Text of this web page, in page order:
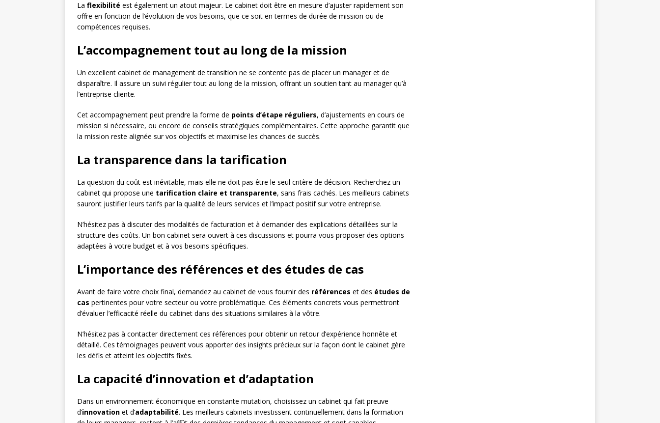
La flexibilité est également un atout majeur. Le cabinet doit être en mesure d’ajuster rapidement son
offre en fonction de l’évolution de vos besoins, que ce soit en termes de durée de mission ou de
compétences requises.
L’accompagnement tout au long de la mission
Un excellent cabinet de management de transition ne se contente pas de placer un manager et de
disparaître. Il assure un suivi régulier tout au long de la mission, offrant un soutien tant au manager qu’à
l’entreprise cliente.
Cet accompagnement peut prendre la forme de points d’étape réguliers, d’ajustements en cours de
mission si nécessaire, ou encore de conseils stratégiques complémentaires. Cette approche garantit que
la mission reste alignée sur vos objectifs et maximise les chances de succès.
La transparence dans la tarification
La question du coût est inévitable, mais elle ne doit pas être le seul critère de décision. Recherchez un
cabinet qui propose une tarification claire et transparente, sans frais cachés. Les meilleurs cabinets
sauront justifier leurs tarifs par la qualité de leurs services et l’impact positif sur votre entreprise.
N’hésitez pas à discuter des modalités de facturation et à demander des explications détaillées sur la
structure des coûts. Un bon cabinet sera ouvert à ces discussions et pourra vous proposer des options
adaptées à votre budget et à vos besoins spécifiques.
L’importance des références et des études de cas
Avant de faire votre choix final, demandez au cabinet de vous fournir des références et des études de
cas pertinentes pour votre secteur ou votre problématique. Ces éléments concrets vous permettront
d’évaluer l’efficacité réelle du cabinet dans des situations similaires à la vôtre.
N’hésitez pas à contacter directement ces références pour obtenir un retour d’expérience honnête et
détaillé. Ces témoignages peuvent vous apporter des insights précieux sur la façon dont le cabinet gère
les défis et atteint les objectifs fixés.
La capacité d’innovation et d’adaptation
Dans un environnement économique en constante mutation, choisissez un cabinet qui fait preuve
d’innovation et d’adaptabilité. Les meilleurs cabinets investissent continuellement dans la formation